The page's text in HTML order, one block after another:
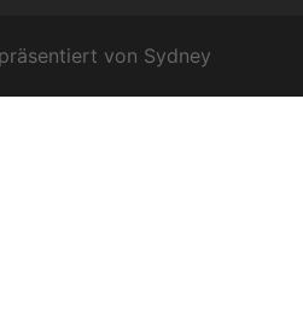
von Sydney